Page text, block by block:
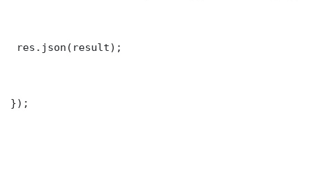
res.json(result);
});